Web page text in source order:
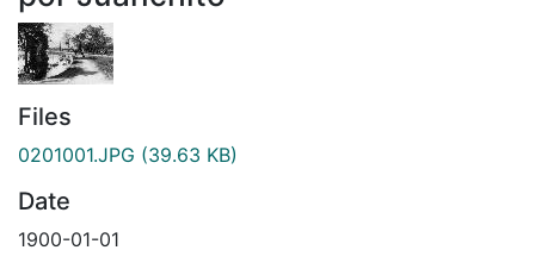
Files
0201001.JPG (39.63 KB)
Date
1900-01-01